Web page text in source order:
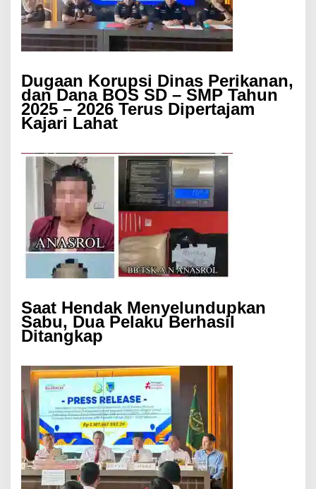
Dugaan Korupsi Dinas Perikanan,
dan Dana BOS SD – SMP Tahun
2025 – 2026 Terus Dipertajam
Kajari Lahat
Saat Hendak Menyelundupkan
Sabu, Dua Pelaku Berhasil
Ditangkap